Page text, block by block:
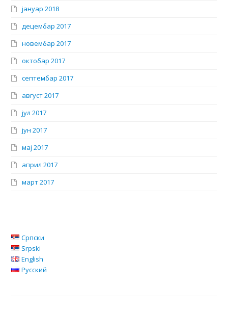
јануар 2018
децембар 2017
новембар 2017
октобар 2017
септембар 2017
август 2017
јул 2017
јун 2017
мај 2017
април 2017
март 2017
Српски
Srpski
English
Русский